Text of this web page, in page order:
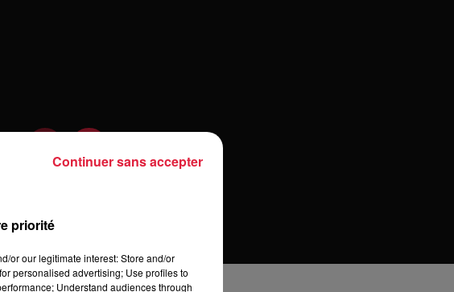
priorité
or our legitimate interest: Store and/or
personalised advertising; Use profiles to
Understand audiences through
Continuer sans accepter